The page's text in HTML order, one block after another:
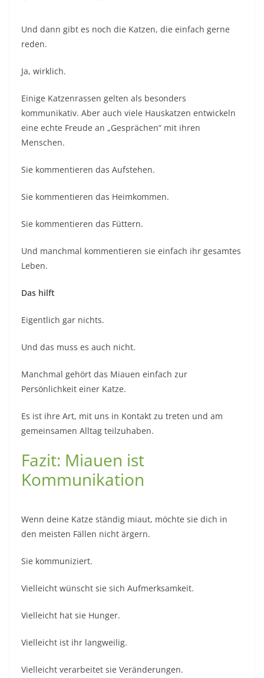
Und dann gibt es noch die Katzen, die einfach gerne
reden.
Ja, wirklich.
Einige Katzenrassen gelten als besonders
kommunikativ. Aber auch viele Hauskatzen entwickeln
eine echte Freude an „Gesprächen“ mit ihren
Menschen.
Sie kommentieren das Aufstehen.
Sie kommentieren das Heimkommen.
Sie kommentieren das Füttern.
Und manchmal kommentieren sie einfach ihr gesamtes
Leben.
Das hilft
Eigentlich gar nichts.
Und das muss es auch nicht.
Manchmal gehört das Miauen einfach zur
Persönlichkeit einer Katze.
Es ist ihre Art, mit uns in Kontakt zu treten und am
gemeinsamen Alltag teilzuhaben.
Fazit: Miauen ist
Kommunikation
Wenn deine Katze ständig miaut, möchte sie dich in
den meisten Fällen nicht ärgern.
Sie kommuniziert.
Vielleicht wünscht sie sich Aufmerksamkeit.
Vielleicht hat sie Hunger.
Vielleicht ist ihr langweilig.
Vielleicht verarbeitet sie Veränderungen.